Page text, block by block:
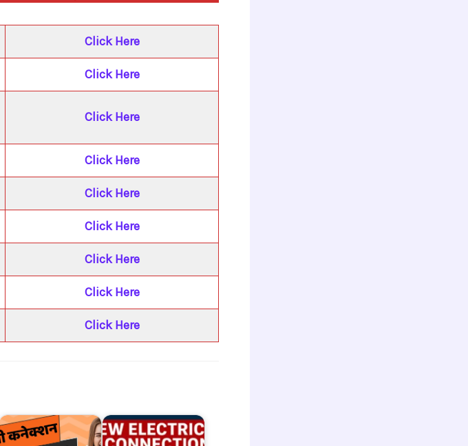
Click Here
Click Here
Click Here
Click Here
Click Here
Click Here
Click Here
Click Here
Click Here